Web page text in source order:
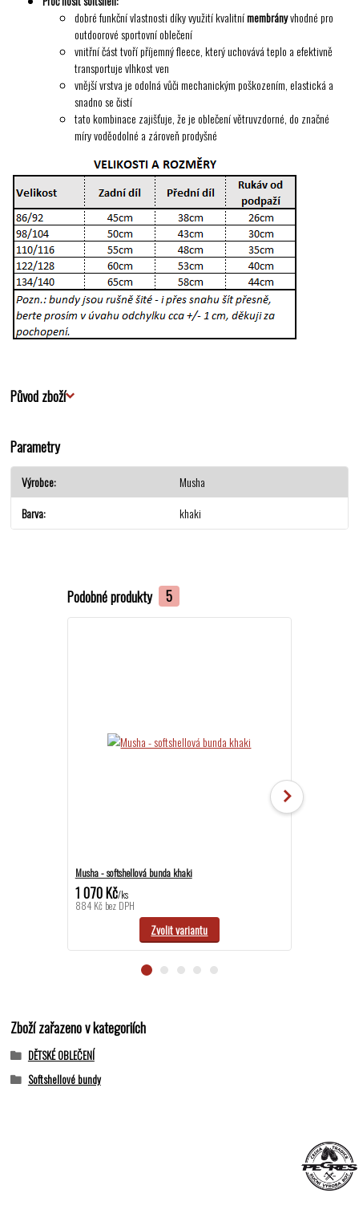
dobré funkční vlastnosti díky využití kvalitnímembrányvhodné pro
outdoorové sportovní oblečení
vnitřní část tvoří příjemný fleece, který uchovává teplo a efektivně
transportuje vlhkost ven
vnější vrstva je odolná vůči mechanickým poškozením, elastická a
snadno se čistí
tato kombinace zajišťuje, že je oblečení větruvzdorné, do značné
míry voděodolné a zároveň prodyšné
Původ zboží
Parametry
Výrobce
Musha
Barva
khaki
Podobné produkty 5
Musha - softshellová bunda khaki
1 070 Kč/ks
884 Kč bez DPH
Zvolit variantu
Zboží zařazeno v kategoriích
DĚTSKÉ OBLEČENÍ
Softshellové bundy